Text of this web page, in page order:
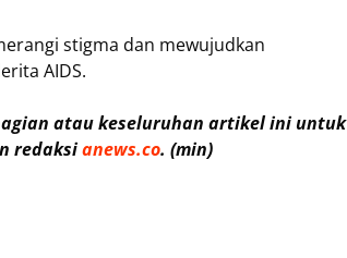
stigma dan mewujudkan
AIDS.
atau keseluruhan artikel ini untuk
redaksianews.co. (min)